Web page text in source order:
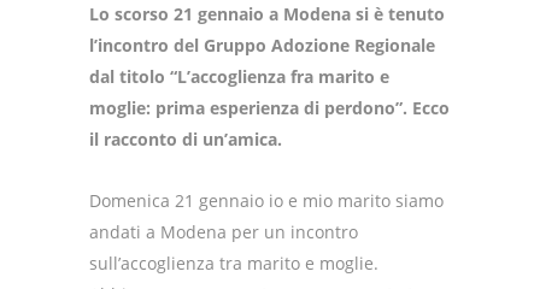
Lo scorso 21 gennaio a Modena si è tenuto
l’incontro del Gruppo Adozione Regionale
dal titolo “L’accoglienza fra marito e
moglie: prima esperienza di perdono”. Ecco
il racconto di un’amica.
Domenica 21 gennaio io e mio marito siamo
andati a Modena per un incontro
sull’accoglienza tra marito e moglie.